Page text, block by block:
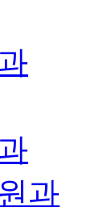
과